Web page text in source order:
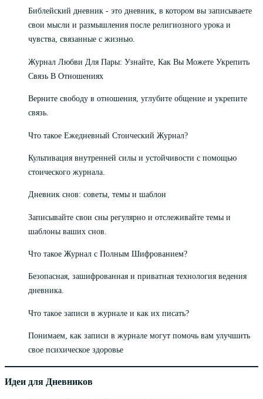
Библейский дневник - это дневник, в котором вы записываете
свои мысли и размышления после религиозного урока и
чувства, связанные с жизнью.
Журнал Любви Для Пары: Узнайте, Как Вы Можете Укрепить
Связь В Отношениях
Верните свободу в отношения, углубите общение и укрепите
связь.
Что такое Ежедневный Стоический Журнал?
Культивация внутренней силы и устойчивости с помощью
стоического журнала.
Дневник снов: советы, темы и шаблон
Записывайте свои сны регулярно и отслеживайте темы и
шаблоны ваших снов.
Что такое Журнал с Полным Шифрованием?
Безопасная, зашифрованная и приватная технология ведения
дневника.
Что такое записи в журнале и как их писать?
Понимаем, как записи в журнале могут помочь вам улучшить
свое психическое здоровье
Идеи для Дневников